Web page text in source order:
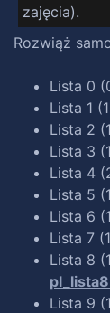
zajęcia).
Rozwiąż
Lista 0
Lista 1
Lista 2
Lista 3
Lista 4
Lista 5
Lista 6
Lista 7
Lista 8
Lista 9